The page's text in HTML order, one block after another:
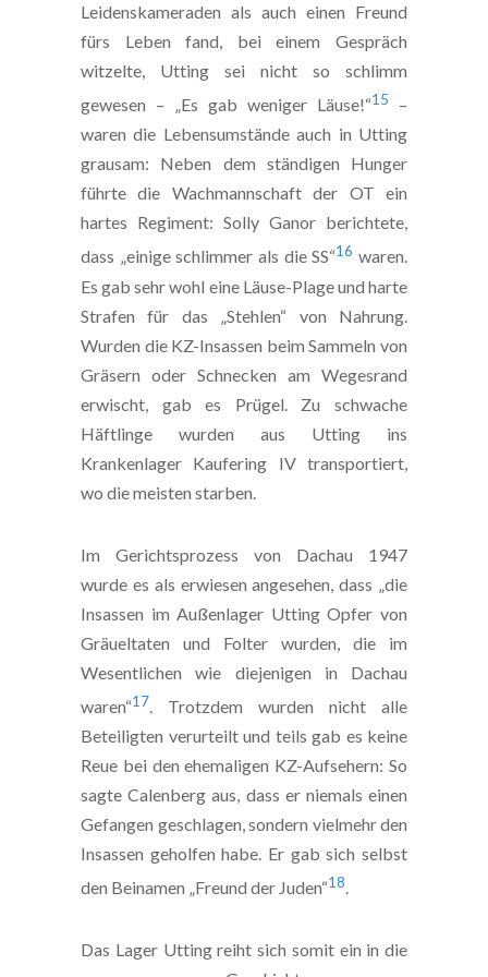
Leidenskameraden als auch einen Freund
fürs Leben fand, bei einem Gespräch
witzelte, Utting sei nicht so schlimm
gewesen – „Es gab weniger Läuse!“15
–
waren die Lebensumstände auch in Utting
grausam: Neben dem ständigen Hunger
führte die Wachmannschaft der OT ein
hartes Regiment: Solly Ganor berichtete,
dass „einige schlimmer als die SS“16 waren.
Es gab sehr wohl eine Läuse-Plage und harte
Strafen für das „Stehlen“ von Nahrung.
Wurden die KZ-Insassen beim Sammeln von
Gräsern oder Schnecken am Wegesrand
erwischt, gab es Prügel. Zu schwache
Häftlinge wurden aus Utting ins
Krankenlager Kaufering IV transportiert,
wo die meisten starben.
Im Gerichtsprozess von Dachau 1947
wurde es als erwiesen angesehen, dass „die
Insassen im Außenlager Utting Opfer von
Gräueltaten und Folter wurden, die im
Wesentlichen wie diejenigen in Dachau
waren“17. Trotzdem wurden nicht alle
Beteiligten verurteilt und teils gab es keine
Reue bei den ehemaligen KZ-Aufsehern: So
sagte Calenberg aus, dass er niemals einen
Gefangen geschlagen, sondern vielmehr den
Insassen geholfen habe. Er gab sich selbst
den Beinamen „Freund der Juden“18.
Das Lager Utting reiht sich somit ein in die